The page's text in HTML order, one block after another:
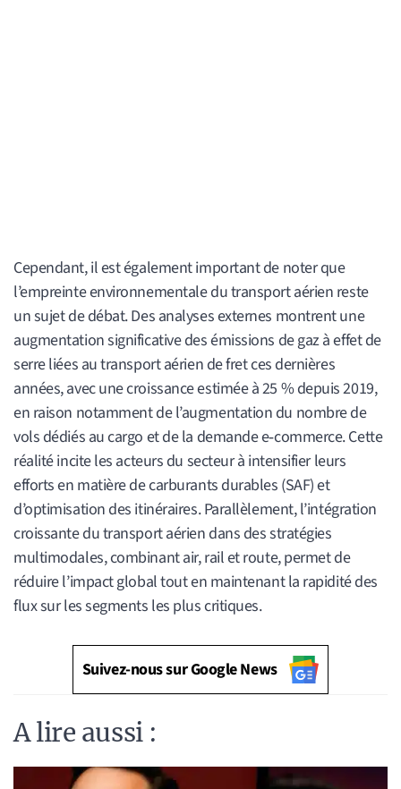
Cependant, il est également important de noter que
l’empreinte environnementale du transport aérien reste
un sujet de débat. Des analyses externes montrent une
augmentation significative des émissions de gaz à effet de
serre liées au transport aérien de fret ces dernières
années, avec une croissance estimée à 25 % depuis 2019,
en raison notamment de l’augmentation du nombre de
vols dédiés au cargo et de la demande e‑commerce. Cette
réalité incite les acteurs du secteur à intensifier leurs
efforts en matière de carburants durables (SAF) et
d’optimisation des itinéraires. Parallèlement, l’intégration
croissante du transport aérien dans des stratégies
multimodales, combinant air, rail et route, permet de
réduire l’impact global tout en maintenant la rapidité des
flux sur les segments les plus critiques.
Suivez-nous sur Google News
A lire aussi :